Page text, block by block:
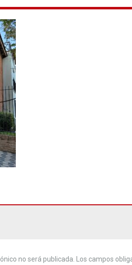
no será publicada. Los campos